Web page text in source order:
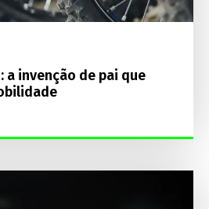
a invenção de pai que